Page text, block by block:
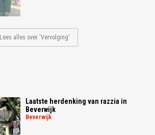
Lees alles over 'Vervolging'
Laatste herdenking van razzia in
Beverwijk
beverwijk